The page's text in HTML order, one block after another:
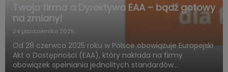
Twoja firma a Dyrektywa EAA – bądź gotowy
na zmiany!
24 października 2025
Od 28 czerwca 2025 roku w Polsce obowiązuje Europejski
Akt o Dostępności (EAA), który nakłada na firmy
obowiązek spełniania jednolitych standardów